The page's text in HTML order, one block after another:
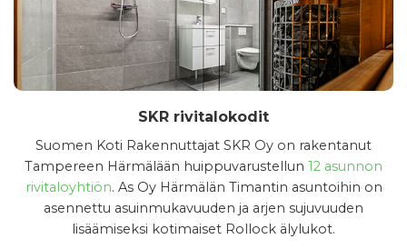
SKR rivitalokodit
Suomen Koti Rakennuttajat SKR Oy on rakentanut
Tampereen Härmälään huippuvarustellun 12 asunnon
rivitaloyhtiön. As Oy Härmälän Timantin asuntoihin on
asennettu asuinmukavuuden ja arjen sujuvuuden
lisäämiseksi kotimaiset Rollock älylukot.